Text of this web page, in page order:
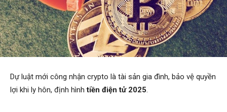
Dự luật mới công nhận crypto là tài sản gia đình, bảo vệ quyền
lợi khi ly hôn, định hìnhtiền điện tử 2025.